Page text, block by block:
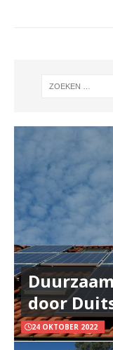
door
24 OKTOBER 2022